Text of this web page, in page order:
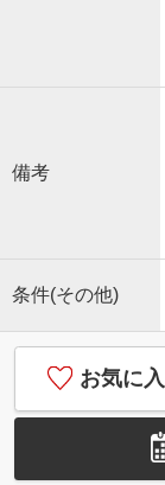
備考
条件(その他)
お気に